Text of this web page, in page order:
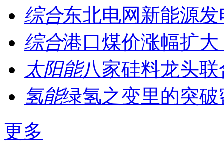
综合东北电网新能源
综合港口煤价涨幅扩
太阳能八家硅料龙头
氢能绿氢之变里的突破
更多